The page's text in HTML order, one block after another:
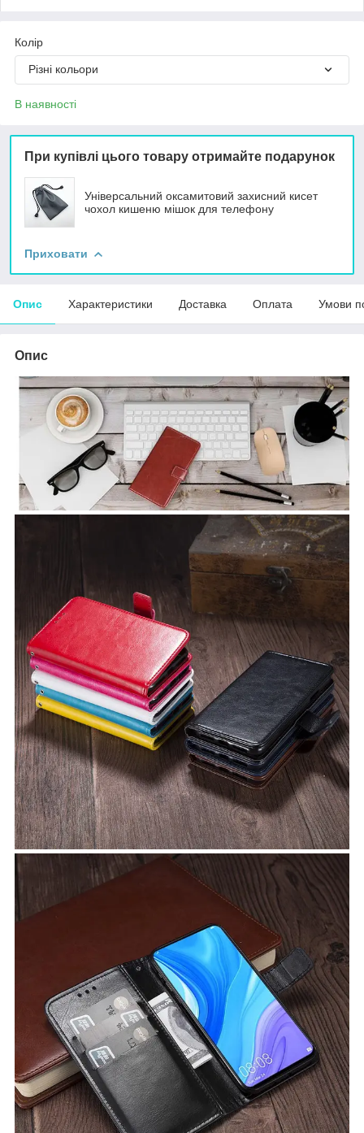
Колір
Різні кольори
В наявності
При купівлі цього товару отримайте подарунок
Універсальний оксамитовий захисний кисет
чохол кишеню мішок для телефону
Приховати
Опис Характеристики Доставка Оплата Умови
Опис